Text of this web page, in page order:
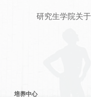
研究生学院关
培养中心